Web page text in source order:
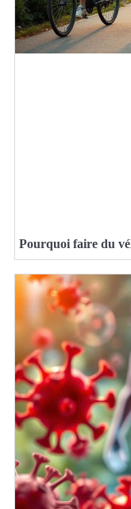
Pourquoi faire du